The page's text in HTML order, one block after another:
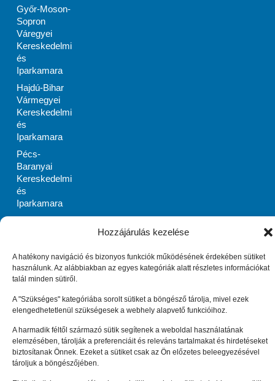
Hozzájárulás kezelése
A hatékony navigáció és bizonyos funkciók működésének érdekében sütiket
használunk. Az alábbiakban az egyes kategóriák alatt részletes információkat
talál minden sütiről.
A "Szükséges" kategóriába sorolt sütiket a böngésző tárolja, mivel ezek
elengedhetetlenül szükségesek a webhely alapvető funkcióihoz.
A harmadik féltől származó sütik segítenek a weboldal használatának
elemzésében, tárolják a preferenciáit és releváns tartalmakat és hirdetéseket
biztosítanak Önnek. Ezeket a sütiket csak az Ön előzetes beleegyezésével
tároljuk a böngészőjében.
Győr-Moson-
Sopron
Váregyei
Kereskedelmi
és
Iparkamara
Hajdú-Bihar
Vármegyei
Kereskedelmi
és
Iparkamara
Pécs-
Baranyai
Kereskedelmi
és
Iparkamara
Megyei
Vállalkozásélénkítő
Alapítvány
Zala Megyei
Vállalkozásfejlesztési
Impresszum Adatkezelési tájékoztató (EU)
Cookie tájékoztató (EU)
© Enterprise Europe Network Hungary 2010 –